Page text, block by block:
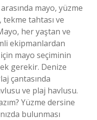
mayo, yüzme
tahtası ve
her yaştan ve
ekipmanlardan
mayo seçiminin
gerekir. Denize
çantasında
ve plaj havlusu.
Yüzme dersine
bulunması